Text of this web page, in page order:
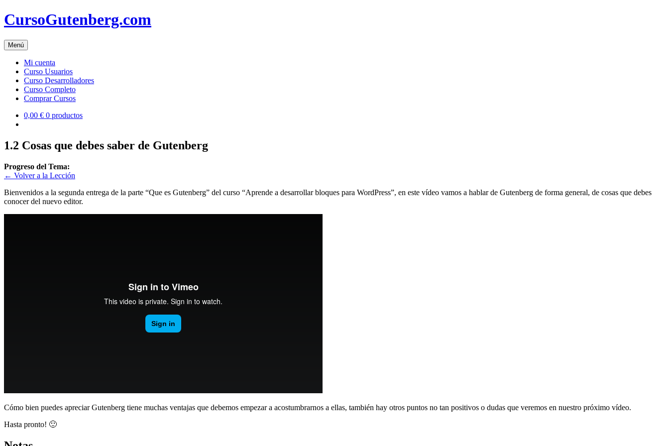
Skip
to
CursoGutenberg.com
Menú
Mi cuenta
Curso Usuarios
Curso Desarrolladores
Curso Completo
Comprar Cursos
0,00 € 0 productos
1.2 Cosas que debes saber de Gutenberg
Progreso del Tema:
← Volver a la Lección
Bienvenidos a la segunda entrega de la parte “Que es Gutenberg” del curso “Aprende a desarrollar bloques para WordPress”, en este vídeo vamos a hablar de Gutenberg de forma general, de cosas que debes
conocer del nuevo editor.
Cómo bien puedes apreciar Gutenberg tiene muchas ventajas que debemos empezar a acostumbrarnos a ellas, también hay otros puntos no tan positivos o dudas que veremos en nuestro próximo vídeo.
Hasta pronto! 🙂